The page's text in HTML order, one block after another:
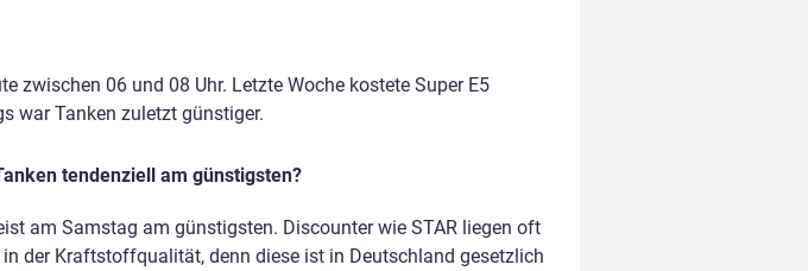
zwischen 06 und 08 Uhr. Letzte Woche kostete Super E5
war Tanken zuletzt günstiger.
tendenziell am günstigsten?
am Samstag am günstigsten. Discounter wie STAR liegen oft
der Kraftstoffqualität, denn diese ist in Deutschland gesetzlich